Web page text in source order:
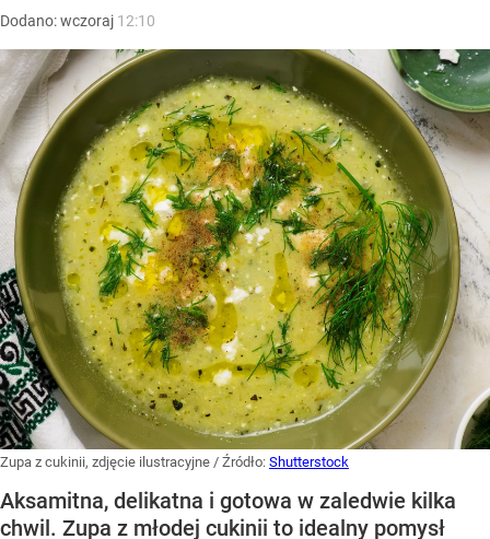
Dodano:wczoraj 12:10
Zupa z cukinii, zdjęcie ilustracyjne / Źródło: Shutterstock
Aksamitna, delikatna i gotowa w zaledwie kilka
chwil. Zupa z młodej cukinii to idealny pomysł